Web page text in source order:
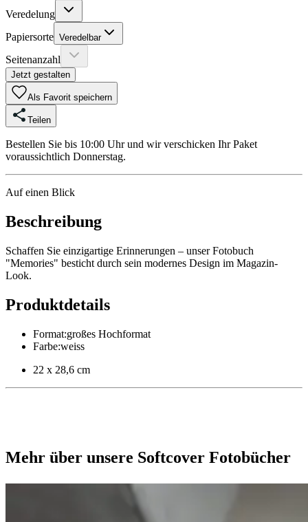
Veredelung
Papiersorte Veredelbar
Seitenanzahl
Jetzt gestalten
Als Favorit speichern
Teilen
Bestellen Sie bis 10:00 Uhr und wir verschicken Ihr Paket
voraussichtlich Donnerstag.
Auf einen Blick
Beschreibung
Schaffen Sie einzigartige Erinnerungen – unser Fotobuch
"Memories" besticht durch sein modernes Design im Magazin-
Look.
Produktdetails
Format:großes Hochformat
Farbe:weiss
22 x 28,6 cm
Mehr über unsere Softcover Fotobücher